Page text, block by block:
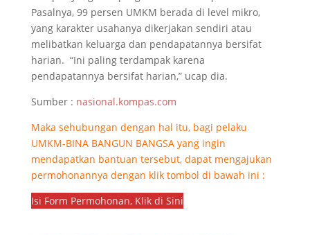
Pasalnya, 99 persen UMKM berada di level mikro,
yang karakter usahanya dikerjakan sendiri atau
melibatkan keluarga dan pendapatannya bersifat
harian. “Ini paling terdampak karena
pendapatannya bersifat harian,” ucap dia.
Sumber : nasional.kompas.com
Maka sehubungan dengan hal itu, bagi pelaku
UMKM-BINA BANGUN BANGSA yang ingin
mendapatkan bantuan tersebut, dapat mengajukan
permohonannya dengan klik tombol di bawah ini :
Isi Form Permohonan, Klik di Sini